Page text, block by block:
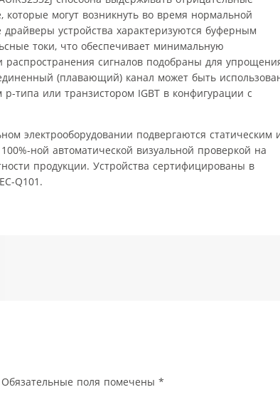
могут возникнуть во время нормальной
устройства характеризуются буферным
токи, что обеспечивает минимальную
сигналов подобраны для
(плавающий) канал может быть
типа или транзистором IGBT в конфигурации с
электрооборудовании подвергаются статическим
ной автоматической визуальной проверкой на
продукции. Устройства сертифицированы в
Q101.
Обязательные поля помечены *